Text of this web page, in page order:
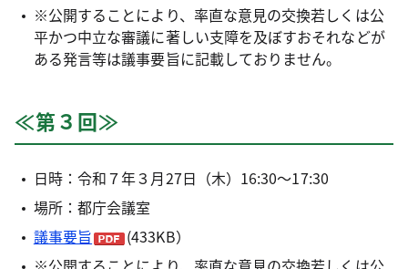
※公開することにより、率直な意見の交換若しくは公
平かつ中立な審議に著しい支障を及ぼすおそれなどが
ある発言等は議事要旨に記載しておりません。
≪第３回≫
日時：令和７年３月27日（木）16:30～17:30
場所：都庁会議室
議事要旨
(433KB）